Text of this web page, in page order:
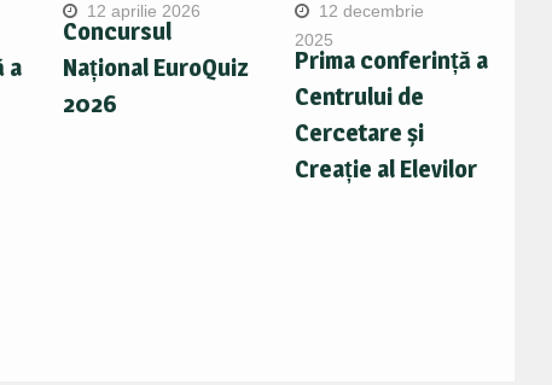
a
12 aprilie 2026
Concursul
Național EuroQuiz
2026
12 decembrie
2025
Prima conferință a
Centrului de
Cercetare și
Creație al Elevilor